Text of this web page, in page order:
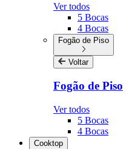
Ver todos
5 Bocas
4 Bocas
Fogão de Piso
Voltar
Fogão de Piso
Ver todos
5 Bocas
4 Bocas
Cooktop